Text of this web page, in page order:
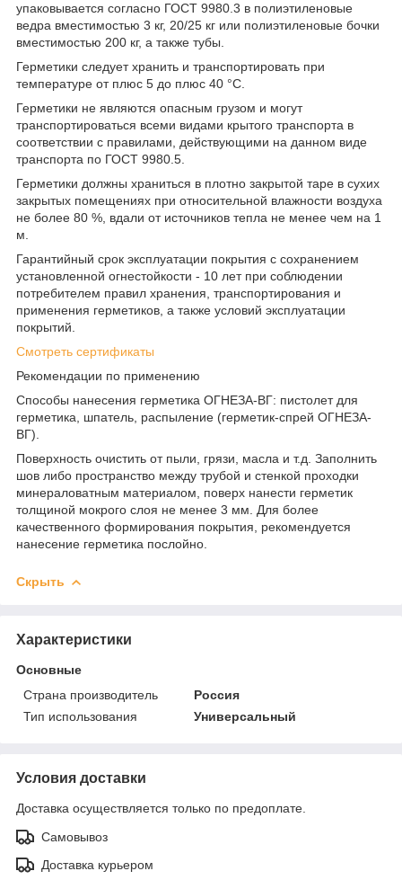
упаковывается согласно ГОСТ 9980.3 в полиэтиленовые
ведра вместимостью 3 кг, 20/25 кг или полиэтиленовые бочки
вместимостью 200 кг, а также тубы.
Герметики следует хранить и транспортировать при
температуре от плюс 5 до плюс 40 °С.
Герметики не являются опасным грузом и могут
транспортироваться всеми видами крытого транспорта в
соответствии с правилами, действующими на данном виде
транспорта по ГОСТ 9980.5.
Герметики должны храниться в плотно закрытой таре в сухих
закрытых помещениях при относительной влажности воздуха
не более 80 %, вдали от источников тепла не менее чем на 1
м.
Гарантийный срок эксплуатации покрытия с сохранением
установленной огнестойкости - 10 лет при соблюдении
потребителем правил хранения, транспортирования и
применения герметиков, а также условий эксплуатации
покрытий.
Смотреть сертификаты
Рекомендации по применению
Способы нанесения герметика ОГНЕЗА-ВГ: пистолет для
герметика, шпатель, распыление (герметик-спрей ОГНЕЗА-
ВГ).
Поверхность очистить от пыли, грязи, масла и т.д. Заполнить
шов либо пространство между трубой и стенкой проходки
минераловатным материалом, поверх нанести герметик
толщиной мокрого слоя не менее 3 мм. Для более
качественного формирования покрытия, рекомендуется
нанесение герметика послойно.
Скрыть
Характеристики
Основные
Страна производитель
Россия
Тип использования
Универсальный
Условия доставки
Доставка осуществляется только по предоплате.
Самовывоз
Доставка курьером